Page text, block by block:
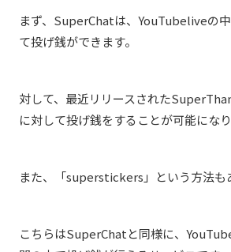
まず、SuperChatは、YouTubeliveの
て投げ銭ができます。
対して、最近リリースされた
に対して投げ銭をすることが可能になり
また、「superstickers」という方法も
こちらはSuperChatと同様に、